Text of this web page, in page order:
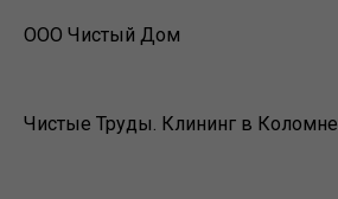
ООО Чистый Дом
Чистые Труды. Клининг в Коломне